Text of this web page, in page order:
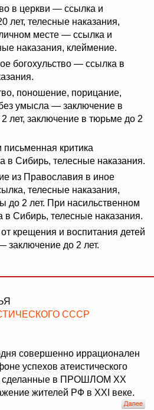
в церкви — ссылка и
лет, телесные наказания,
месте — ссылка и
наказания, клеймение.
богохульство — ссылка в
поношение, порицание,
умысла — заключение в
лет, заключение в тюрьме до 2
критика
в Сибирь, телесные наказания.
из Православия в иное
телесные наказания,
до 2 лет. При насильственном
Сибирь, телесные наказания.
крещения и воспитания детей
заключение до 2 лет.
СССР
совершенно иррационален
успехов атеистического
в ПРОШЛОМ XX
жителей РФ в XXI веке.